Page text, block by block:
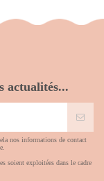
actualités...
nos informations de contact
soient exploitées dans le cadre